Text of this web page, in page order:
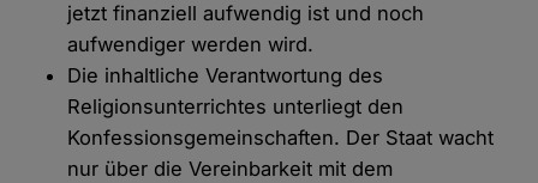
jetzt finanziell aufwendig ist und noch
aufwendiger werden wird.
Die inhaltliche Verantwortung des
Religionsunterrichtes unterliegt den
Konfessionsgemeinschaften. Der Staat wacht
nur über die Vereinbarkeit mit dem